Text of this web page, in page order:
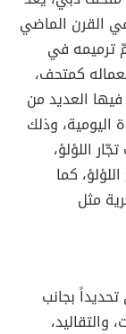
القرن الماضي
ترميمه في
كمتحف،
العديد من
اليومية، وذلك
اللؤلؤ،
كما
مثل
بجانب
والتقاليد،